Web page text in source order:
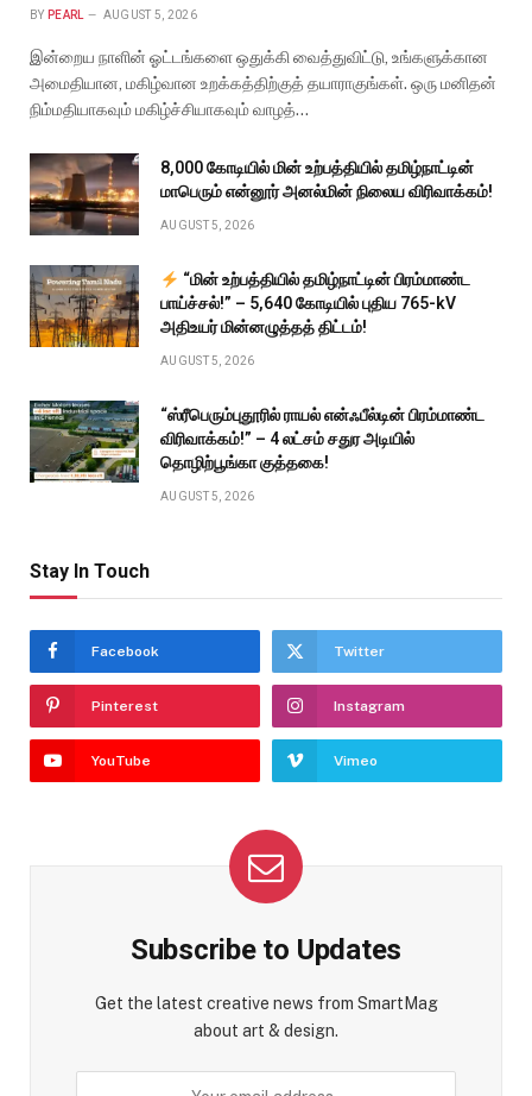
BY PEARL AUGUST 5, 2026
இன்றைய நாளின் ஓட்டங்களை ஒதுக்கி வைத்துவிட்டு, உங்களுக்கான
அமைதியான, மகிழ்வான உறக்கத்திற்குத் தயாராகுங்கள். ஒரு மனிதன்
நிம்மதியாகவும் மகிழ்ச்சியாகவும் வாழத்…
₹8,000 கோடியில் மின் உற்பத்தியில் தமிழ்நாட்டின்
மாபெரும் என்னூர் அனல்மின் நிலைய விரிவாக்கம்!
AUGUST 5, 2026
“மின் உற்பத்தியில் தமிழ்நாட்டின் பிரம்மாண்ட
பாய்ச்சல்!” – ₹5,640 கோடியில் புதிய 765-kV
அதிஉயர் மின்னழுத்தத் திட்டம்!
AUGUST 5, 2026
“ஸ்ரீபெரும்புதூரில் ராயல் என்ஃபீல்டின் பிரம்மாண்ட
விரிவாக்கம்!” – 4 லட்சம் சதுர அடியில்
தொழிற்பூங்கா குத்தகை!
AUGUST 5, 2026
Stay In Touch
Facebook Twitter
Pinterest Instagram
YouTube Vimeo
Subscribe to Updates
Get the latest creative news from SmartMag
about art & design.